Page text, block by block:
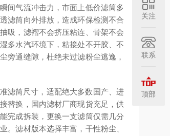
间气流冲击力，市面上低价滤筒多
滤筒向外排放，造成环保检测不合
吸，滤褶不会挤压粘连、骨架不会
多水汽环境下，粘接处不开胶、不
旁通缝隙，杜绝未过滤粉尘逃逸，
滤筒尺寸，适配绝大多数国产、进
替换，国内滤材厂商现货充足，供
完成拆装，更换一支滤筒仅需几分
。滤材版本选择丰富，干性粉尘、
关注
联系
顶部